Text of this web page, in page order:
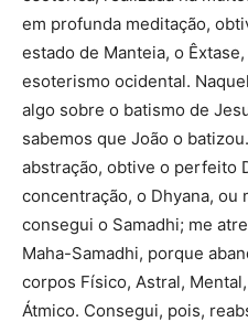
em profunda meditação,
estado de Manteia, o
esoterismo ocidental.
algo sobre o batismo de
sabemos que João o
abstração, obtive o perfeito
concentração, o Dhyana, ou
consegui o Samadhi; me
Maha-Samadhi, porque
corpos Físico, Astral,
Átmico. Consegui, pois,